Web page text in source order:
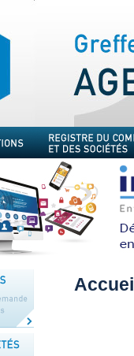
Accueil